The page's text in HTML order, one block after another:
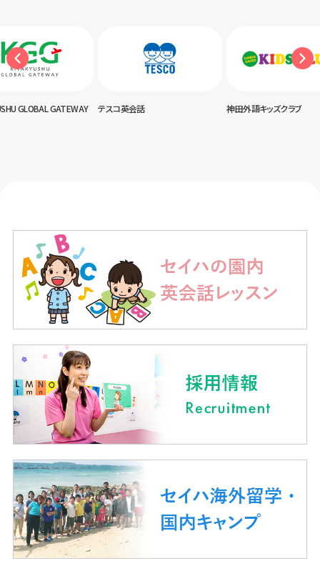
GLOBAL GATEWAY テスコ英会話 神田外語キッズクラブ